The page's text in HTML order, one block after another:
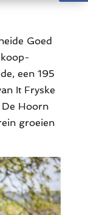
Goed
een 195
It Fryske
De Hoorn
groeien